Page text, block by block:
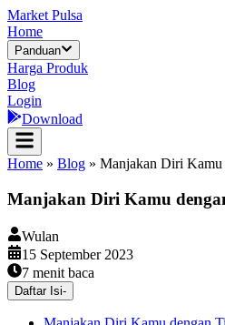
Market Pulsa
Home
Panduan
Harga Produk
Blog
Login
Download
Home » Blog » Manjakan Diri Kamu
Manjakan Diri Kamu
Wulan
15 September 2023
7 menit baca
Daftar Isi-